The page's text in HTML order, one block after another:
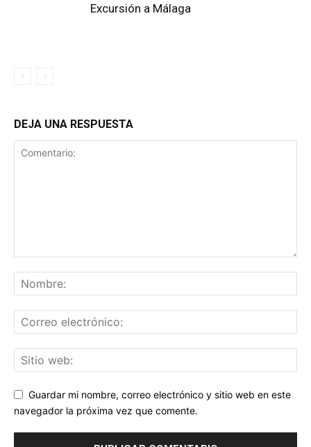
Excursión a Málaga
DEJA UNA RESPUESTA
Guardar mi nombre, correo electrónico y sitio web en este
navegador la próxima vez que comente.